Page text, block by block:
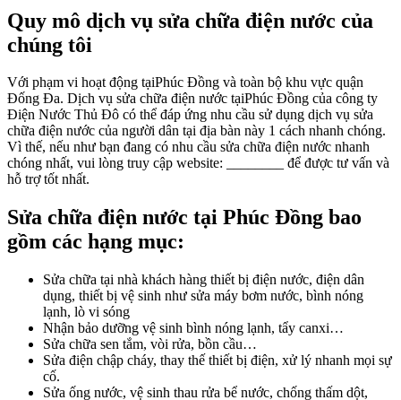
Quy mô dịch vụ sửa chữa điện nước của
chúng tôi
Với phạm vi hoạt động tạiPhúc Đồng và toàn bộ khu vực quận
Đống Đa. Dịch vụ sửa chữa điện nước tạiPhúc Đồng của công ty
Điện Nước Thủ Đô có thể đáp ứng nhu cầu sử dụng dịch vụ sửa
chữa điện nước của người dân tại địa bàn này 1 cách nhanh chóng.
Vì thế, nếu như bạn đang có nhu cầu sửa chữa điện nước nhanh
chóng nhất, vui lòng truy cập website: ________ để được tư vấn và
hỗ trợ tốt nhất.
Sửa chữa điện nước tại Phúc Đồng bao
gồm các hạng mục:
Sửa chữa tại nhà khách hàng thiết bị điện nước, điện dân
dụng, thiết bị vệ sinh như sửa máy bơm nước, bình nóng
lạnh, lò vi sóng
Nhận bảo dưỡng vệ sinh bình nóng lạnh, tẩy canxi…
Sửa chữa sen tắm, vòi rửa, bồn cầu…
Sửa điện chập cháy, thay thế thiết bị điện, xử lý nhanh mọi sự
cố.
Sửa ống nước, vệ sinh thau rửa bể nước, chống thấm dột,